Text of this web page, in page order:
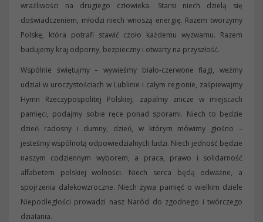
wrażliwości na drugiego człowieka. Starsi niech dzielą się
doświadczeniem, młodzi niech wnoszą energię. Razem tworzymy
Polskę, która potrafi stawić czoło każdemu wyzwamu. Razem
budujemy kraj odporny, bezpieczny i otwarty na przyszłość.
Wspólnie świętujmy – wywieśmy biało-czerwone flagi, weźmy
udział w uroczystościach w Lublinie i całym regionie, zaśpiewajmy
Hymn Rzeczypospolitej Polskiej, zapalmy znicze w miejscach
pamięci, podajmy sobie ręce ponad sporami. Niech to będzie
dzień radosny i dumny, dzień, w którym mówimy głośno –
jesteśmy wspólnotą odpowiedzialnych ludzi. Niech jedność będzie
naszym codziennym wyborem, a praca, prawo i solidarność
alfabetem polskiej wolności. Niech serca będą odważne, a
spojrzenia dalekowzroczne. Niech żywa pamięć o wielkim dziele
Niepodległości prowadzi nasz Naród do zgodnego i twórczego
działania.